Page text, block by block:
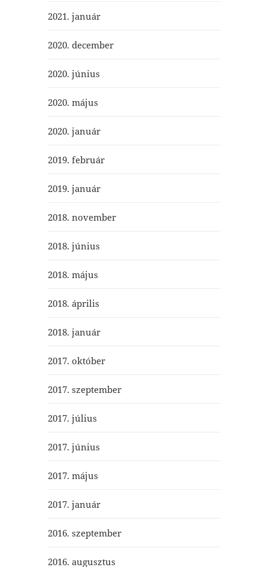
2021. január
2020. december
2020. június
2020. május
2020. január
2019. február
2019. január
2018. november
2018. június
2018. május
2018. április
2018. január
2017. október
2017. szeptember
2017. július
2017. június
2017. május
2017. január
2016. szeptember
2016. augusztus